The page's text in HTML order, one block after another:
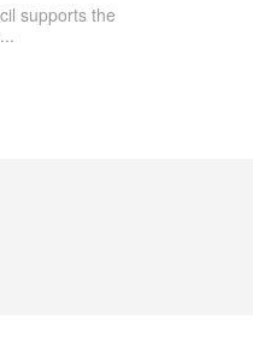
supports the